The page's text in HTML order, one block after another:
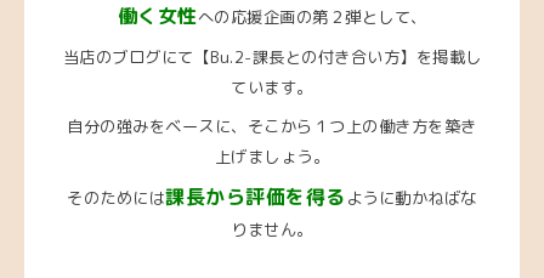
働く女性への応援企画の第２弾として、
当店のブログにて【Bu.2-課長との付き合い方】を掲載し
ています。
自分の強みをベースに、そこから１つ上の働き方を築き
上げましょう。
そのためには課長から評価を得る ように動かねばな
りません。